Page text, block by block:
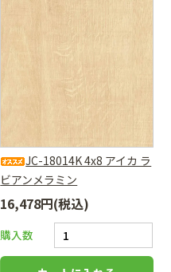
JC-18014K 4x8 アイカ ラ
ビアンメラミン
16,478円(税込)
購入数